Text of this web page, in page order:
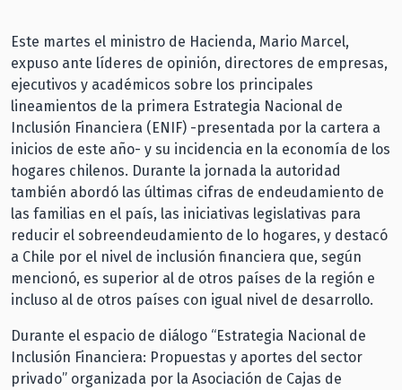
Este martes el ministro de Hacienda, Mario Marcel,
expuso ante líderes de opinión, directores de empresas,
ejecutivos y académicos sobre los principales
lineamientos de la primera Estrategia Nacional de
Inclusión Financiera (ENIF) -presentada por la cartera a
inicios de este año- y su incidencia en la economía de los
hogares chilenos. Durante la jornada la autoridad
también abordó las últimas cifras de endeudamiento de
las familias en el país, las iniciativas legislativas para
reducir el sobreendeudamiento de lo hogares, y destacó
a Chile por el nivel de inclusión financiera que, según
mencionó, es superior al de otros países de la región e
incluso al de otros países con igual nivel de desarrollo.
Durante el espacio de diálogo “Estrategia Nacional de
Inclusión Financiera: Propuestas y aportes del sector
privado” organizada por la Asociación de Cajas de